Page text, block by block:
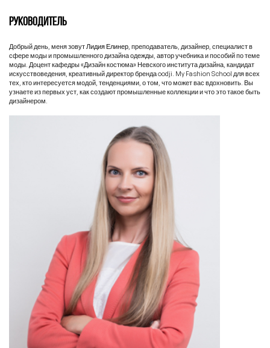
РУКОВОДИТЕЛЬ
Добрый день, меня зовутЛидия Елинер, преподаватель, дизайнер, специалист в
сфере моды и промышленного дизайна одежды, автор учебника и пособий по теме
моды. Доцент кафедры «Дизайн костюма» Невского института дизайна, кандидат
искусствоведения, креативный директор бренда oodji. My Fashion School для всех
тех, кто интересуется модой, тенденциями, о том, что может вас вдохновить. Вы
узнаете из первых уст, как создают промышленные коллекции и что это такое быть
дизайнером.